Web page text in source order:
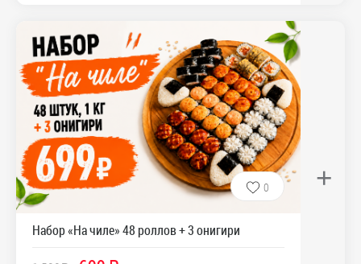
0
Набор «На чиле» 48 роллов + 3 онигири
+